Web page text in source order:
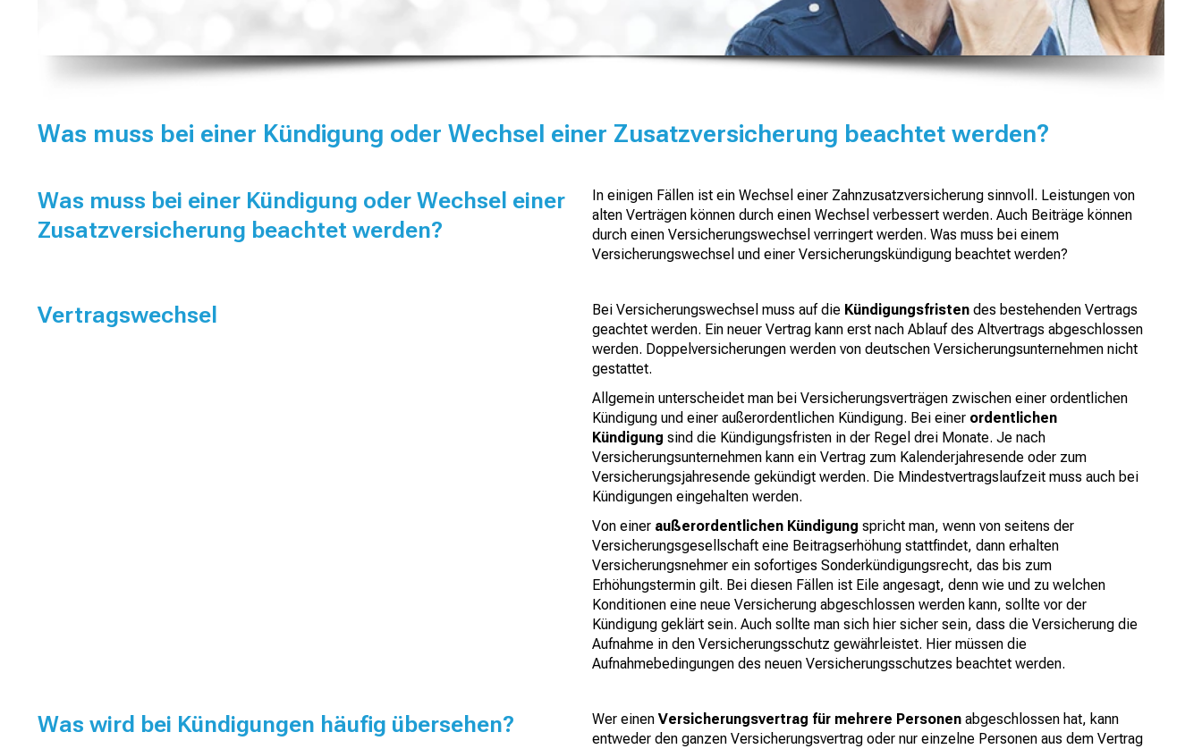
Was muss bei einer Kündigung oder Wechsel einer Zusatzversicherung beachtet werden?
Was muss bei einer Kündigung oder Wechsel einer
Zusatzversicherung beachtet werden?
In einigen Fällen ist ein Wechsel einer Zahnzusatzversicherung sinnvoll. Leistungen von
alten Verträgen können durch einen Wechsel verbessert werden. Auch Beiträge können
durch einen Versicherungswechsel verringert werden. Was muss bei einem
Versicherungswechsel und einer Versicherungskündigung beachtet werden?
Vertragswechsel Bei Versicherungswechsel muss auf die Kündigungsfristen des bestehenden Vertrags
geachtet werden. Ein neuer Vertrag kann erst nach Ablauf des Altvertrags abgeschlossen
werden. Doppelversicherungen werden von deutschen Versicherungsunternehmen nicht
gestattet.
Allgemein unterscheidet man bei Versicherungsverträgen zwischen einer ordentlichen
Kündigung und einer außerordentlichen Kündigung. Bei einer ordentlichen
Kündigung sind die Kündigungsfristen in der Regel drei Monate. Je nach
Versicherungsunternehmen kann ein Vertrag zum Kalenderjahresende oder zum
Versicherungsjahresende gekündigt werden. Die Mindestvertragslaufzeit muss auch bei
Kündigungen eingehalten werden.
Von einer außerordentlichen Kündigung spricht man, wenn von seitens der
Versicherungsgesellschaft eine Beitragserhöhung stattfindet, dann erhalten
Versicherungsnehmer ein sofortiges Sonderkündigungsrecht, das bis zum
Erhöhungstermin gilt. Bei diesen Fällen ist Eile angesagt, denn wie und zu welchen
Konditionen eine neue Versicherung abgeschlossen werden kann, sollte vor der
Kündigung geklärt sein. Auch sollte man sich hier sicher sein, dass die Versicherung die
Aufnahme in den Versicherungsschutz gewährleistet. Hier müssen die
Aufnahmebedingungen des neuen Versicherungsschutzes beachtet werden.
Was wird bei Kündigungen häufig übersehen? Wer einen Versicherungsvertrag für mehrere Personen abgeschlossen hat, kann
entweder den ganzen Versicherungsvertrag oder nur einzelne Personen aus dem Vertrag